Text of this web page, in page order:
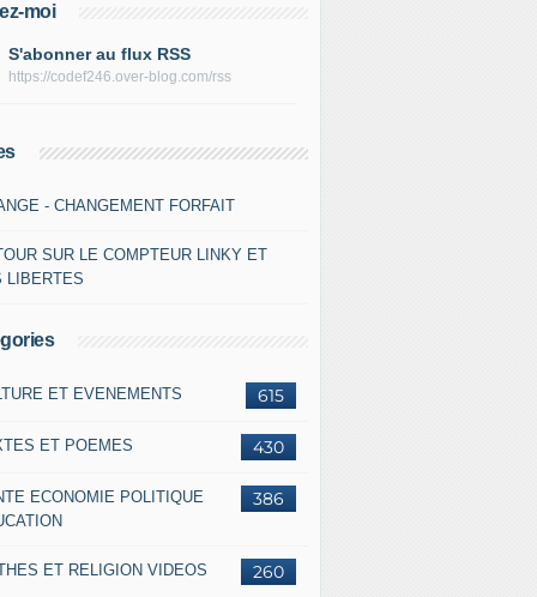
moi
S'abonner au flux RSS
https://codef246.over-blog.com/rss
- CHANGEMENT FORFAIT
SUR LE COMPTEUR LINKY ET
LIBERTES
615
ET EVENEMENTS
430
ET POEMES
386
ECONOMIE POLITIQUE
260
ET RELIGION VIDEOS